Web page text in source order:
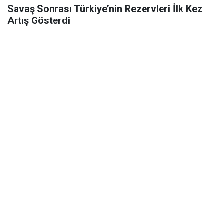
Savaş Sonrası Türkiye’nin Rezervleri İlk Kez
Artış Gösterdi